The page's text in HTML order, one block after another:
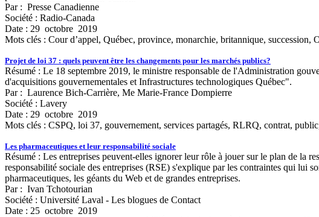
Par : Presse Canadienne
Société : Radio-Canada
Date : 29 octobre 2019
Mots clés : Cour d’appel, Québec, province, monarchie, britannique,
Projet de loi 37 : quels peuvent être les changements pour les marchés publics?
Résumé : Le 18 septembre 2019, le ministre responsable de l'Administration
d'acquisitions gouvernementales et Infrastructures technologiques Québec".
Par : Laurence Bich-Carrière, Me Marie-France Dompierre
Société : Lavery
Date : 29 octobre 2019
Mots clés : CSPQ, loi 37, gouvernement, services partagés, RLRQ, contrat,
Les pharmaceutiques et leur responsabilité sociale
Résumé : Les entreprises peuvent-elles ignorer leur rôle à jouer sur le plan de la
responsabilité sociale des entreprises (RSE) s'explique par les contraintes qui lui
pharmaceutiques, les géants du Web et de grandes entreprises.
Par : Ivan Tchotourian
Société : Université Laval - Les blogues de Contact
Date : 25 octobre 2019